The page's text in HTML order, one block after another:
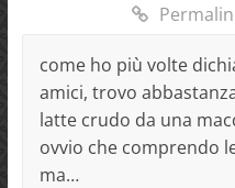
come ho più volte
amici, trovo
latte crudo da una
ovvio che comprendo
ma…